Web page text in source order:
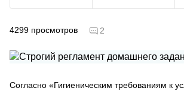
4299 просмотров 2
Согласно «Гигиеническим требованиям к